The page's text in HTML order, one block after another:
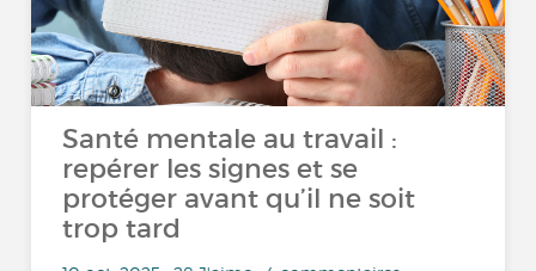
Santé mentale au travail :
repérer les signes et se
protéger avant qu’il ne soit
trop tard